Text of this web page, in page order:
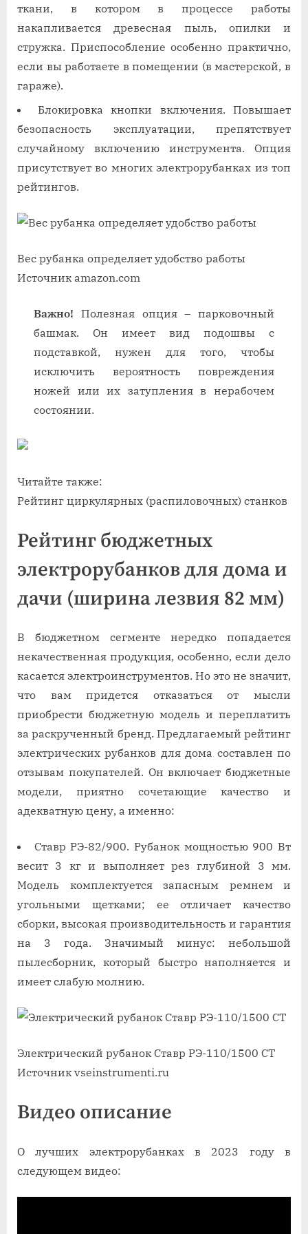
ткани, в котором в процессе работы
накапливается древесная пыль, опилки и
стружка. Приспособление особенно практично,
если вы работаете в помещении (в мастерской, в
гараже).
Блокировка кнопки включения. Повышает
безопасность эксплуатации, препятствует
случайному включению инструмента. Опция
присутствует во многих электрорубанках из топ
рейтингов.
Вес рубанка определяет удобство работы
Источник amazon.com
Важно! Полезная опция – парковочный
башмак. Он имеет вид подошвы с
подставкой, нужен для того, чтобы
исключить вероятность повреждения
ножей или их затупления в нерабочем
состоянии.
Читайте также:
Рейтинг циркулярных (распиловочных) станков
Рейтинг бюджетных
электрорубанков для дома и
дачи (ширина лезвия 82 мм)
В бюджетном сегменте нередко попадается
некачественная продукция, особенно, если дело
касается электроинструментов. Но это не значит,
что вам придется отказаться от мысли
приобрести бюджетную модель и переплатить
за раскрученный бренд. Предлагаемый рейтинг
электрических рубанков для дома составлен по
отзывам покупателей. Он включает бюджетные
модели, приятно сочетающие качество и
адекватную цену, а именно:
Ставр РЭ-82/900. Рубанок мощностью 900 Вт
весит 3 кг и выполняет рез глубиной 3 мм.
Модель комплектуется запасным ремнем и
угольными щетками; ее отличает качество
сборки, высокая производительность и гарантия
на 3 года. Значимый минус: небольшой
пылесборник, который быстро наполняется и
имеет слабую молнию.
Электрический рубанок Ставр РЭ-110/1500 СТ
Источник vseinstrumenti.ru
Видео описание
О лучших электрорубанках в 2023 году в
следующем видео: